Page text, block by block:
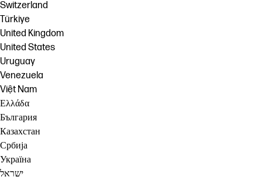
Switzerland
Türkiye
United Kingdom
United States
Uruguay
Venezuela
Việt Nam
Ελλάδα
България
Казахстан
Србија
Україна
ישראל